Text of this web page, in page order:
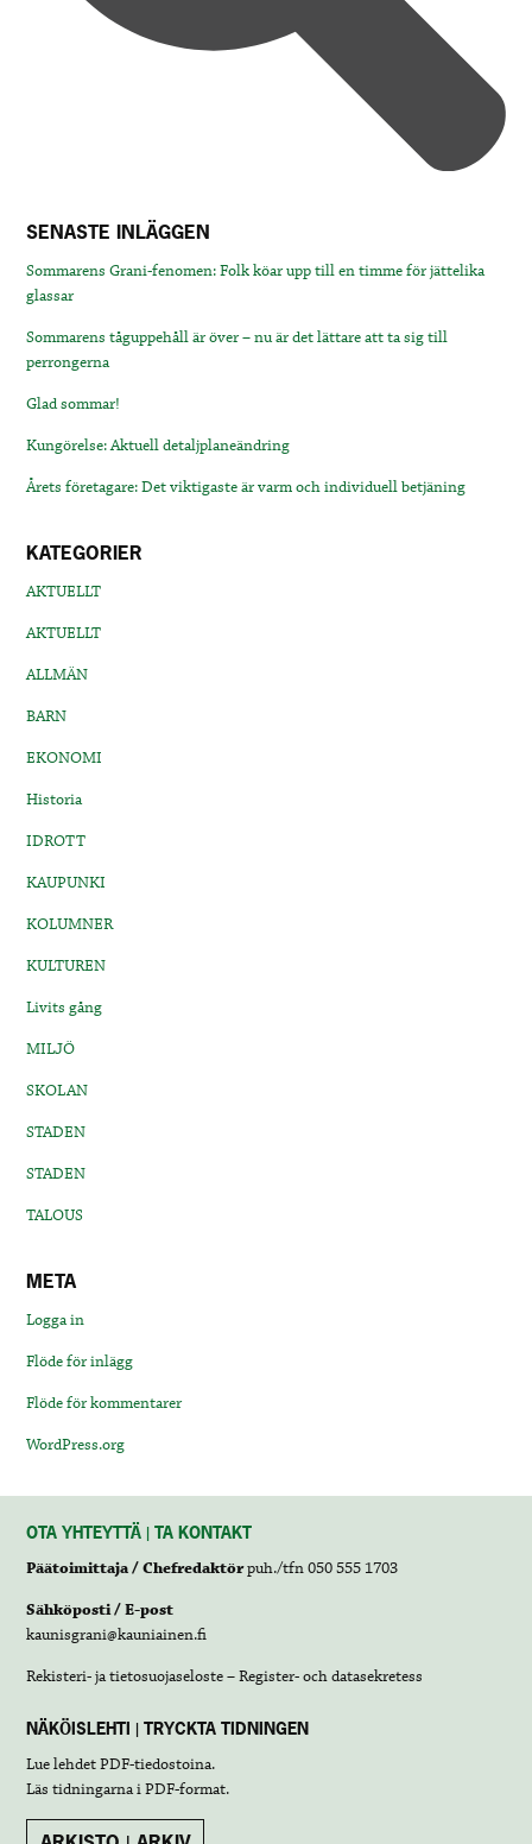
SENASTE INLÄGGEN
Sommarens Grani-fenomen: Folk köar upp till en timme för jättelika
glassar
Sommarens tåguppehåll är över – nu är det lättare att ta sig till
perrongerna
Glad sommar!
Kungörelse: Aktuell detaljplaneändring
Årets företagare: Det viktigaste är varm och individuell betjäning
KATEGORIER
AKTUELLT
AKTUELLT
ALLMÄN
BARN
EKONOMI
Historia
IDROTT
KAUPUNKI
KOLUMNER
KULTUREN
Livits gång
MILJÖ
SKOLAN
STADEN
STADEN
TALOUS
META
Logga in
Flöde för inlägg
Flöde för kommentarer
WordPress.org
OTA YHTEYTTÄ | TA KONTAKT
Päätoimittaja / Chefredaktörpuh./tfn 050 555 1703
Sähköposti / E-post
kaunisgrani@kauniainen.fi
Rekisteri- ja tietosuojaseloste – Register- och datasekretess
NÄKÖISLEHTI | TRYCKTA TIDNINGEN
Lue lehdetPDF-tiedostoina.
Läs tidningarna iPDF-format.